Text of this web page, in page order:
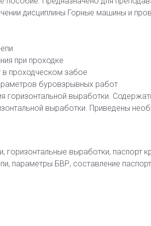
дисциплины Горные машины и
при проходке
в проходческом забое
буровзрывных работ
горизонтальной выработки.
выработки. Приведены
горизонтальные выработки, паспорт
параметры БВР, составление